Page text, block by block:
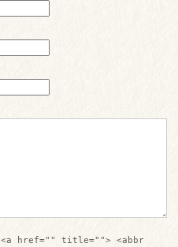
<a href="" title=""> <abbr